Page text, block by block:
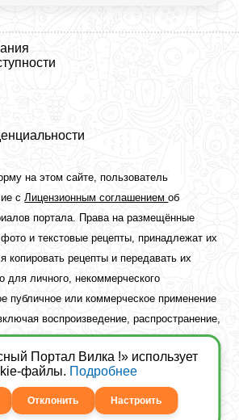
на этом сайте, пользователь
сЛицензионным соглашениемоб
портала. Права на размещённые
и текстовые рецепты, принадлежат их
копировать рецепты и передавать их
для личного, некоммерческого
публичное или коммерческое применение
воспроизведение, распространение,
- возможно лишь при наличии
разрешения правообладателя.
Портал Вилка
Портал Вилка !» использует
файлы. Подробнее
Отклонить Настроить